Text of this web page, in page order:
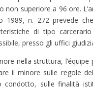
non superiore a 96 ore.
1989, n. 272 prevede
di tipo
presso gli uffici
nella struttura, l’équipe
il minore sulle regole
sulle finalità